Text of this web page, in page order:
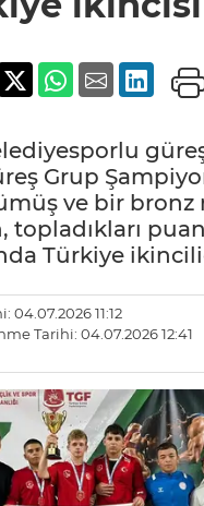
Grup
ve bir bronz
topladıkları
Türkiye
04.07.2026 11:12
Tarihi: 04.07.2026 12:41